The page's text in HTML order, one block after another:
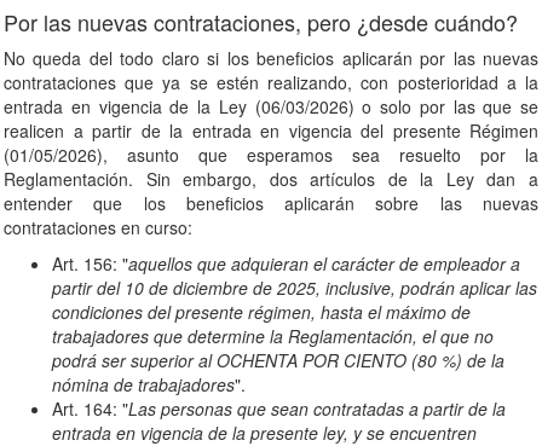
Por las nuevas contrataciones, pero ¿desde cuándo?
No queda del todo claro si los beneficios aplicarán por las nuevas
contrataciones que ya se estén realizando, con posterioridad a la
entrada en vigencia de la Ley (06/03/2026) o solo por las que se
realicen a partir de la entrada en vigencia del presente Régimen
(01/05/2026), asunto que esperamos sea resuelto por la
Reglamentación. Sin embargo, dos artículos de la Ley dan a
entender que los beneficios aplicarán sobre las nuevas
contrataciones en curso:
Art. 156: "aquellos que adquieran el carácter de empleador a
partir del 10 de diciembre de 2025, inclusive, podrán aplicar las
condiciones del presente régimen, hasta el máximo de
trabajadores que determine la Reglamentación, el que no
podrá ser superior al OCHENTA POR CIENTO (80 %) de la
nómina de trabajadores".
Art. 164: "Las personas que sean contratadas a partir de la
entrada en vigencia de la presente ley, y se encuentren